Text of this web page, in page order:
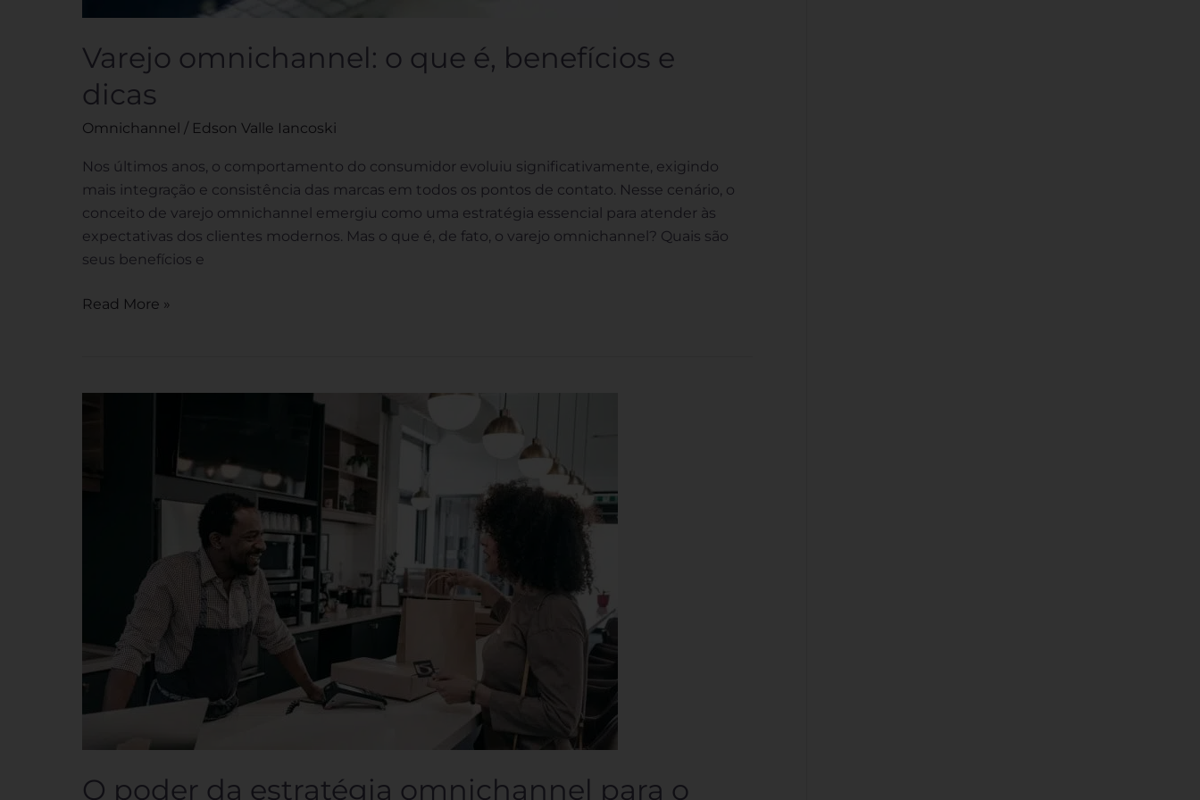
Varejo omnichannel: o que é, benefícios e
dicas
Omnichannel / Edson Valle Iancoski
Nos últimos anos, o comportamento do consumidor evoluiu significativamente, exigindo
mais integração e consistência das marcas em todos os pontos de contato. Nesse cenário, o
conceito de varejo omnichannel emergiu como uma estratégia essencial para atender às
expectativas dos clientes modernos. Mas o que é, de fato, o varejo omnichannel? Quais são
seus benefícios e
Read More »
O poder da estratégia omnichannel para o
omnichannel